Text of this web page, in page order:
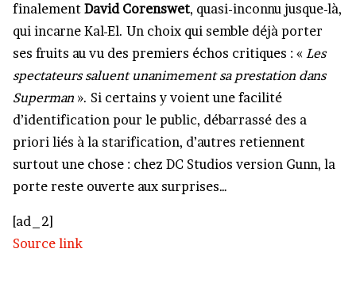
finalement David Corenswet, quasi-inconnu jusque-là,
qui incarne Kal-El. Un choix qui semble déjà porter
ses fruits au vu des premiers échos critiques : « Les
spectateurs saluent unanimement sa prestation dans
Superman ». Si certains y voient une facilité
d’identification pour le public, débarrassé des a
priori liés à la starification, d’autres retiennent
surtout une chose : chez DC Studios version Gunn, la
porte reste ouverte aux surprises…
[ad_2]
Source link